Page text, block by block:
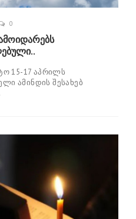
0
15-17 აპრილს
ამინდის შესახებ